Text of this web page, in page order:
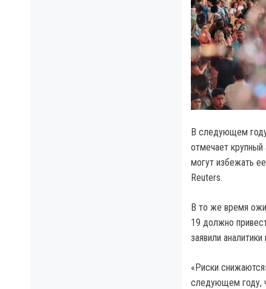
В следующем году
отмечает
могут избежать
Reuters.
В то же время
19 должно
заявили
«Риски
следующем году,